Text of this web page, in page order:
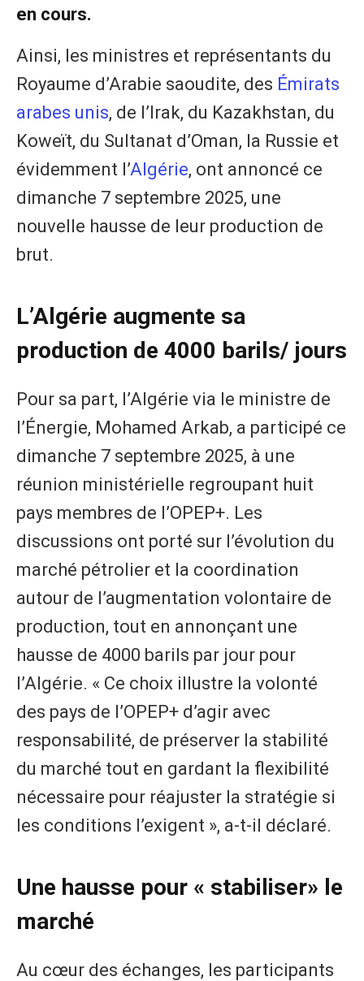
en cours.
Ainsi, les ministres et représentants du
Royaume d’Arabie saoudite, des Émirats
arabes unis, de l’Irak, du Kazakhstan, du
Koweït, du Sultanat d’Oman, la Russie et
évidemment l’Algérie, ont annoncé ce
dimanche 7 septembre 2025, une
nouvelle hausse de leur production de
brut.
L’Algérie augmente sa
production de 4000 barils/ jours
Pour sa part, l’Algérie via le ministre de
l’Énergie, Mohamed Arkab, a participé ce
dimanche 7 septembre 2025, à une
réunion ministérielle regroupant huit
pays membres de l’OPEP+. Les
discussions ont porté sur l’évolution du
marché pétrolier et la coordination
autour de l’augmentation volontaire de
production, tout en annonçant une
hausse de 4000 barils par jour pour
l’Algérie. « Ce choix illustre la volonté
des pays de l’OPEP+ d’agir avec
responsabilité, de préserver la stabilité
du marché tout en gardant la flexibilité
nécessaire pour réajuster la stratégie si
les conditions l’exigent », a-t-il déclaré.
Une hausse pour « stabiliser» le
marché
Au cœur des échanges, les participants